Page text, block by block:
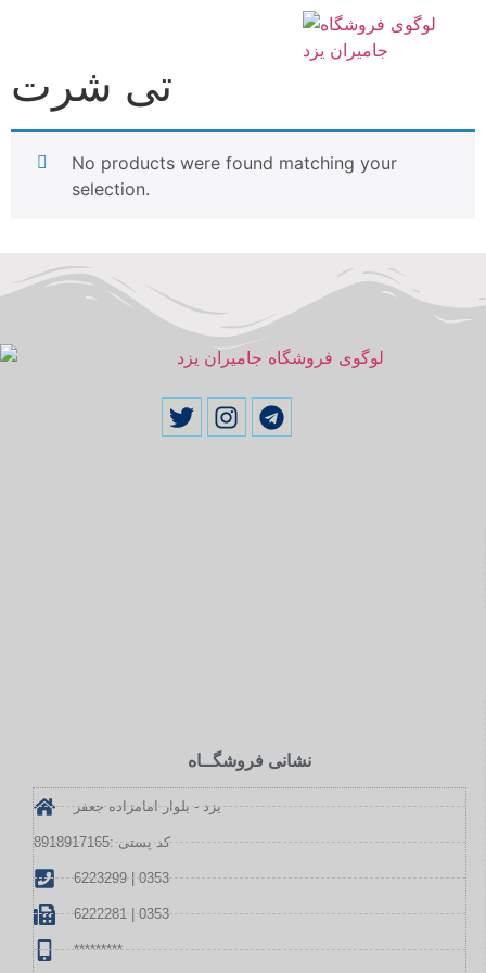
تی شرت
No products were found matching your
selection.
نشانی فروشگــاه
یزد - بلوار امامزاده جعفر
کد پستی :8918917165
6223299 | 0353
6222281 | 0353
*********